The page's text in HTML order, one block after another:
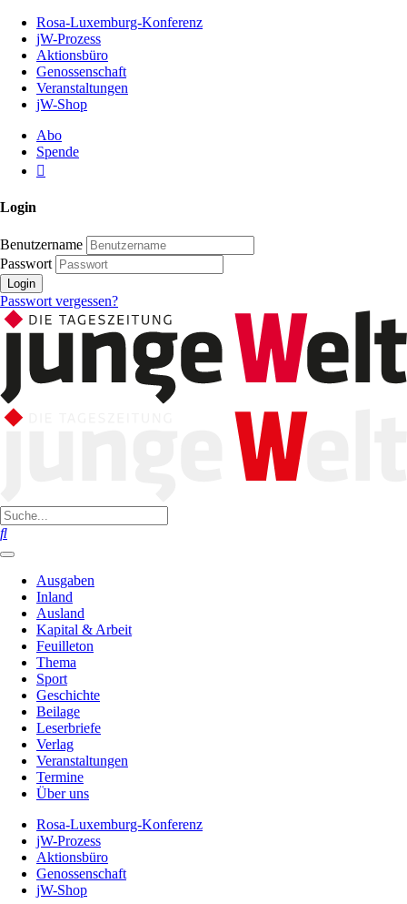
Inhalt
Seite
Rosa-Luxemburg-Konferenz
jW-Prozess
Aktionsbüro
Genossenschaft
Veranstaltungen
jW-Shop
Abo
Spende
Login
Benutzername
Passwort
Login
Passwort vergessen?
Ausgaben
Inland
Ausland
Kapital & Arbeit
Feuilleton
Thema
Sport
Geschichte
Beilage
Leserbriefe
Verlag
Veranstaltungen
Termine
Über uns
Rosa-Luxemburg-Konferenz
jW-Prozess
Aktionsbüro
Genossenschaft
jW-Shop